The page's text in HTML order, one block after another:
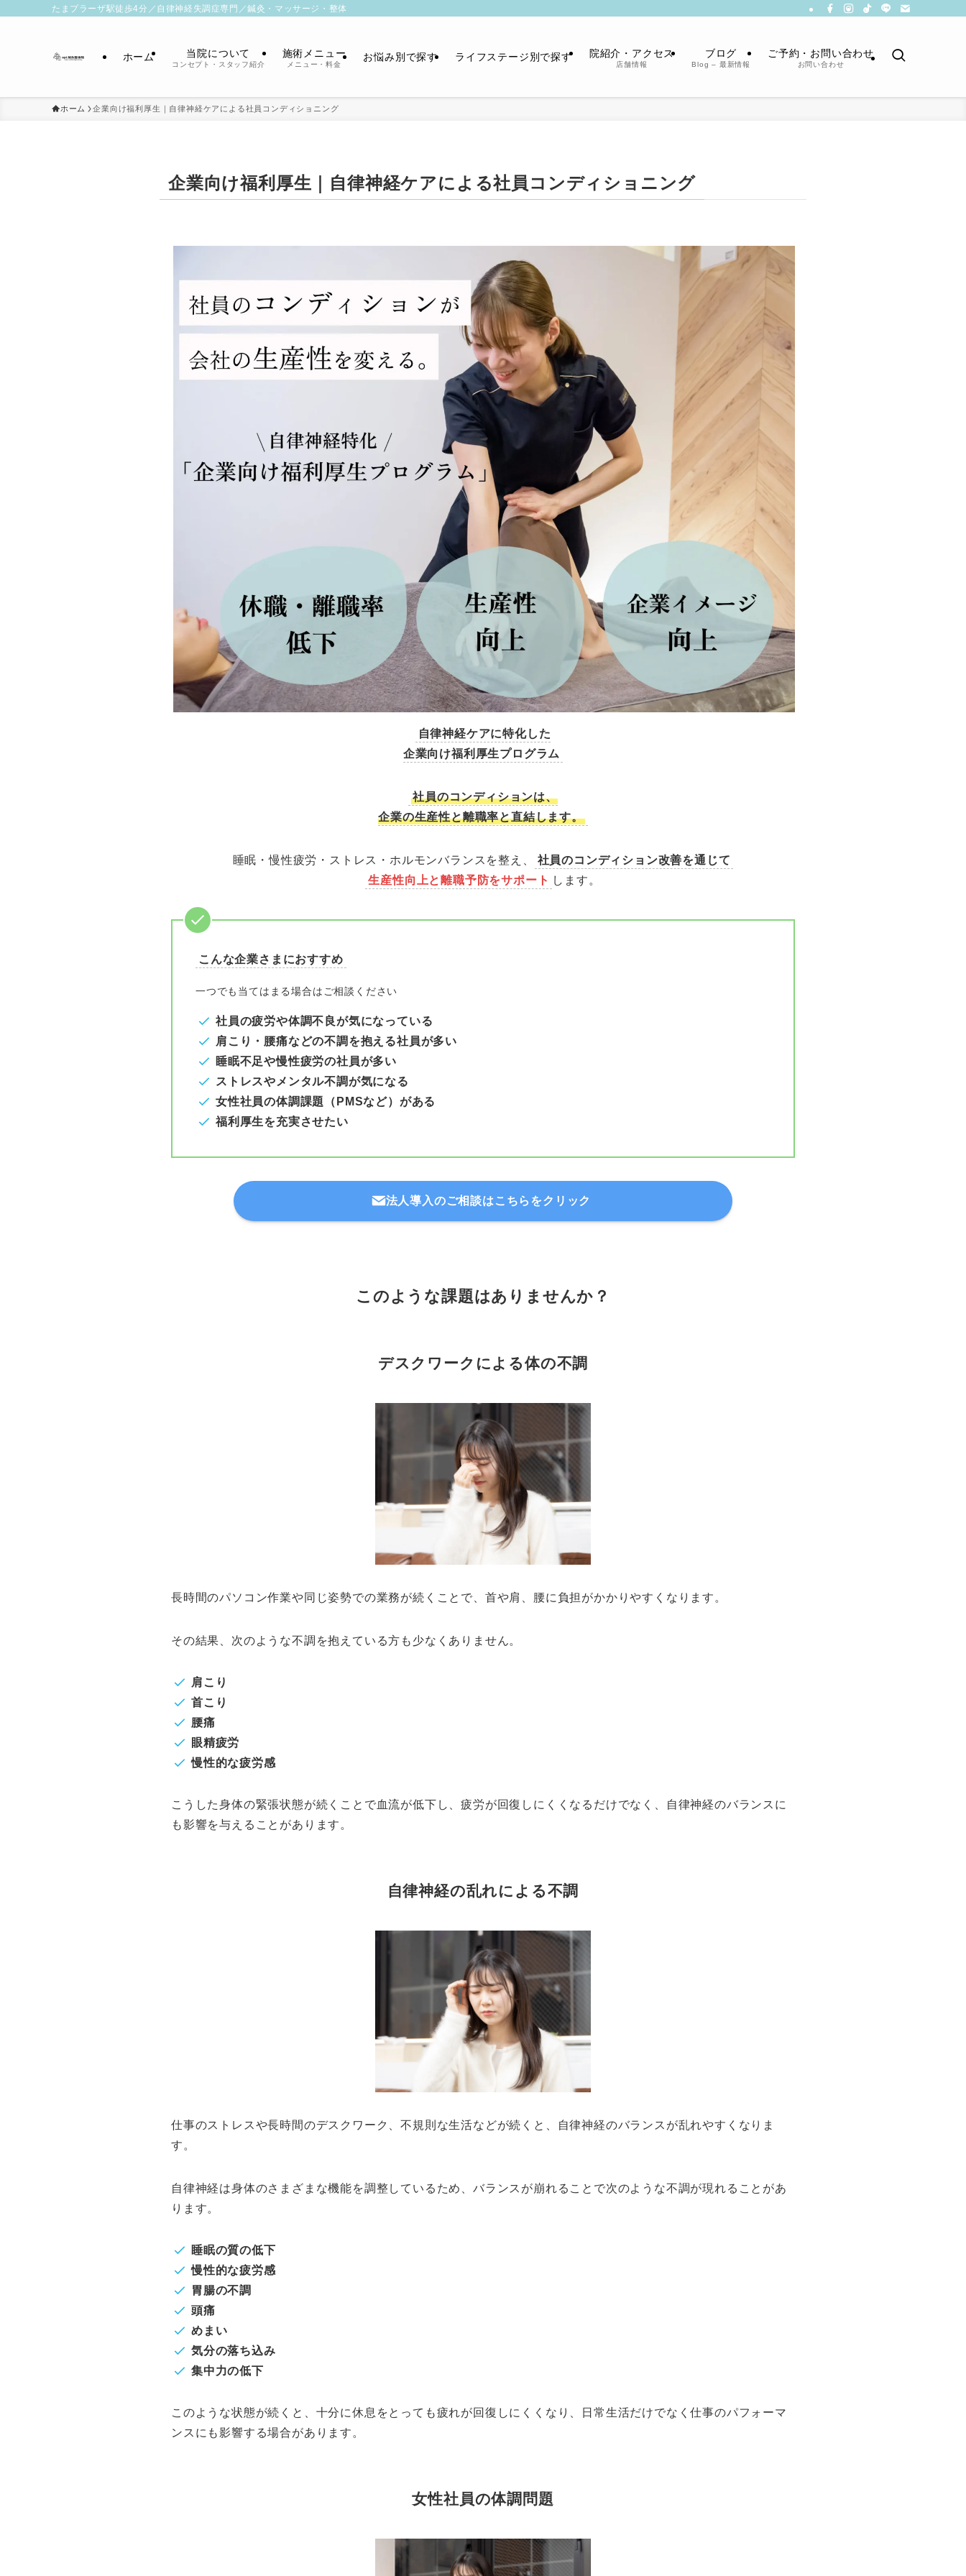
たまプラーザ駅徒歩4分／自律神経失調症専門／鍼灸・マッサージ・整体
ホーム 当院について
コンセプト・スタッフ紹介
施術メニュー
メニュー・料金
お悩み別で探す ライフステージ別で探す 院紹介・アクセス
店舗情報
ブログ
Blog – 最新情報
ご予約・お問い合わせ
お問い合わせ
ホーム 企業向け福利厚生｜自律神経ケアによる社員コンディショニング
企業向け福利厚生｜自律神経ケアによる社員コンディショニング
自律神経ケアに特化した
企業向け福利厚生プログラム
社員のコンディションは、
企業の生産性と離職率と直結します。
睡眠・慢性疲労・ストレス・ホルモンバランスを整え、
社員のコンディション改善を通じて
生産性向上と離職予防をサポート します。
こんな企業さまにおすすめ
一つでも当てはまる場合はご相談ください
社員の疲労や体調不良が気になっている
肩こり・腰痛などの不調を抱える社員が多い
睡眠不足や慢性疲労の社員が多い
ストレスやメンタル不調が気になる
女性社員の体調課題（PMSなど）がある
福利厚生を充実させたい
法人導入のご相談はこちらをクリック
このような課題はありませんか？
デスクワークによる体の不調
長時間のパソコン作業や同じ姿勢での業務が続くことで、首や肩、腰に負担がかかりやすくなります。
その結果、次のような不調を抱えている方も少なくありません。
肩こり
首こり
腰痛
眼精疲労
慢性的な疲労感
こうした身体の緊張状態が続くことで血流が低下し、疲労が回復しにくくなるだけでなく、自律神経のバランスに
も影響を与えることがあります。
自律神経の乱れによる不調
仕事のストレスや長時間のデスクワーク、不規則な生活などが続くと、自律神経のバランスが乱れやすくなりま
す。
自律神経は身体のさまざまな機能を調整しているため、バランスが崩れることで次のような不調が現れることがあ
ります。
睡眠の質の低下
慢性的な疲労感
胃腸の不調
頭痛
めまい
気分の落ち込み
集中力の低下
このような状態が続くと、十分に休息をとっても疲れが回復しにくくなり、日常生活だけでなく仕事のパフォーマ
ンスにも影響する場合があります。
女性社員の体調問題